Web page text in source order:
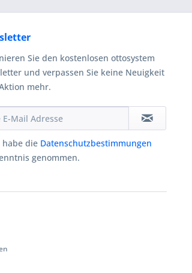
Sie den kostenlosen ottosystem
und verpassen Sie keine Neuigkeit
mehr.
habe die Datenschutzbestimmungen
genommen.